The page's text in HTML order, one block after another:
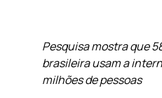
Pesquisa mostra que
brasileira usam a
milhões de pessoas